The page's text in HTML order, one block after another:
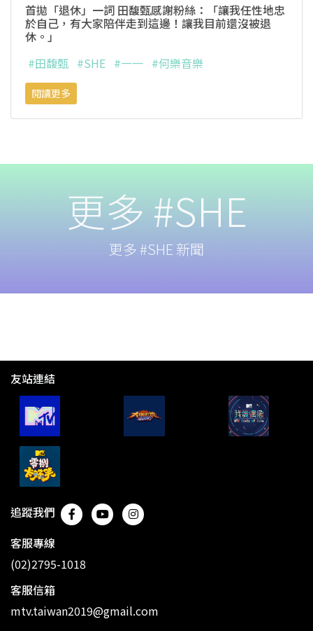
首拋「退休」一詞 田馥甄感謝粉絲：「讓我任性地忠
於自己，有大家陪伴走到這邊！讓我目前還沒被退
休。」
#田馥甄 #SHE #一一 #何樂音樂
閱讀更多
更多 #SHE
更多 #SHE 新聞
友站連結
追蹤我們
客服專線
(02)2795-1018
客服信箱
mtv.taiwan2019@gmail.com